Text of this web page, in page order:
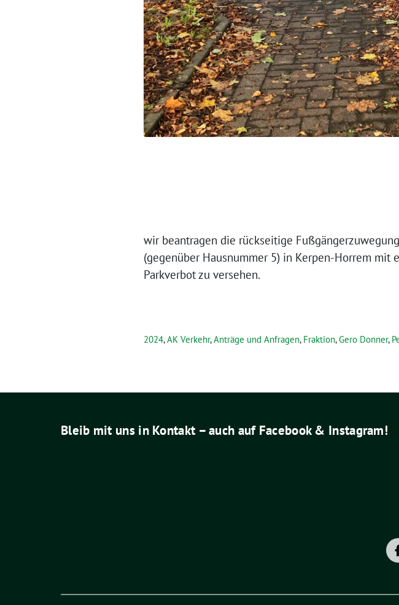
wir beantragen die rückseitige
(gegenüber Hausnummer 5) in Kerpen-Horrem mit
Parkverbot zu versehen.
2024,AK Verkehr,Anträge und Anfragen, Fraktion,Gero Donner,
Bleib mit uns in Kontakt – auch auf Facebook & Instagram!